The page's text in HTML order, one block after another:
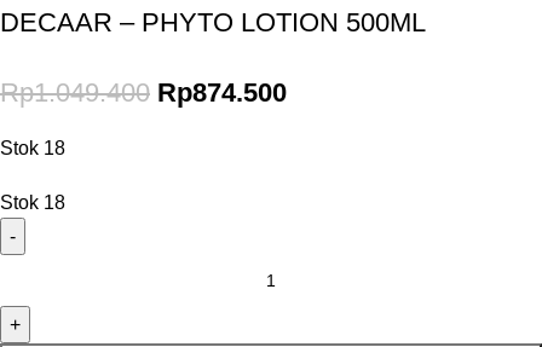
DECAAR – PHYTO LOTION 500ML
Rp1.049.400 Rp874.500
Stok 18
Stok 18